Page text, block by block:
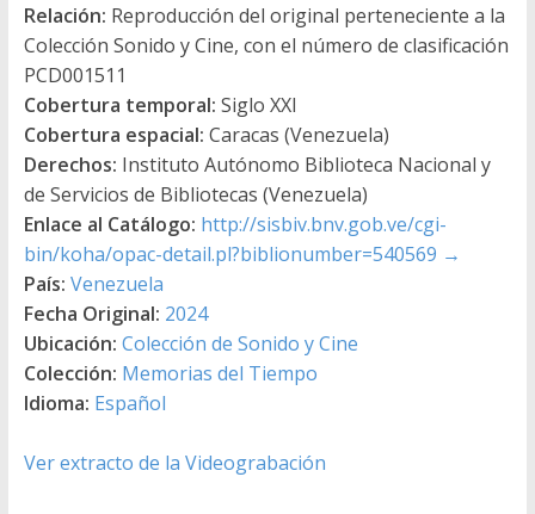
Relación: Reproducción del original perteneciente a la
Colección Sonido y Cine, con el número de clasificación
PCD001511
Cobertura temporal: Siglo XXI
Cobertura espacial: Caracas (Venezuela)
Derechos: Instituto Autónomo Biblioteca Nacional y
de Servicios de Bibliotecas (Venezuela)
Enlace al Catálogo: http://sisbiv.bnv.gob.ve/cgi-
bin/koha/opac-detail.pl?biblionumber=540569 →
País: Venezuela
Fecha Original: 2024
Ubicación: Colección de Sonido y Cine
Colección: Memorias del Tiempo
Idioma: Español
Ver extracto de la Videograbación